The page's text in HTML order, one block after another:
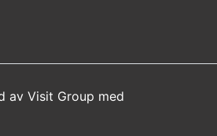
av Visit Group med